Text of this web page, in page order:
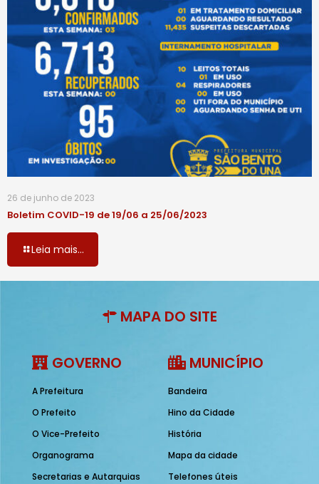
26 de junho de 2023
Boletim COVID-19 de 19/06 a 25/06/2023
Leia mais...
MAPA DO SITE
GOVERNO
A Prefeitura
O Prefeito
O Vice-Prefeito
Organograma
Secretarias e Autarquias
MUNICÍPIO
Bandeira
Hino da Cidade
História
Mapa da cidade
Telefones úteis